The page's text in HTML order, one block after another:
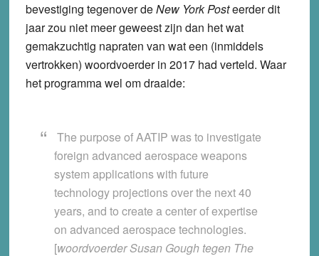
bevestiging tegenover deNew York Posteerder dit
jaar zou niet meer geweest zijn dan het wat
gemakzuchtig napraten van wat een (inmiddels
vertrokken) woordvoerder in 2017 had verteld. Waar
het programma wel om draaide:
The purpose of AATIP was to investigate
foreign advanced aerospace weapons
system applications with future
technology projections over the next 40
years, and to create a center of expertise
on advanced aerospace technologies.
[woordvoerder Susan Gough tegen The